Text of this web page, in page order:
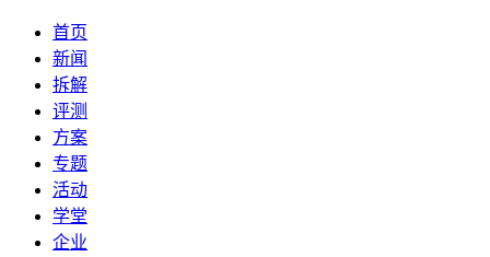
首页
新闻
拆解
评测
方案
专题
活动
学堂
企业